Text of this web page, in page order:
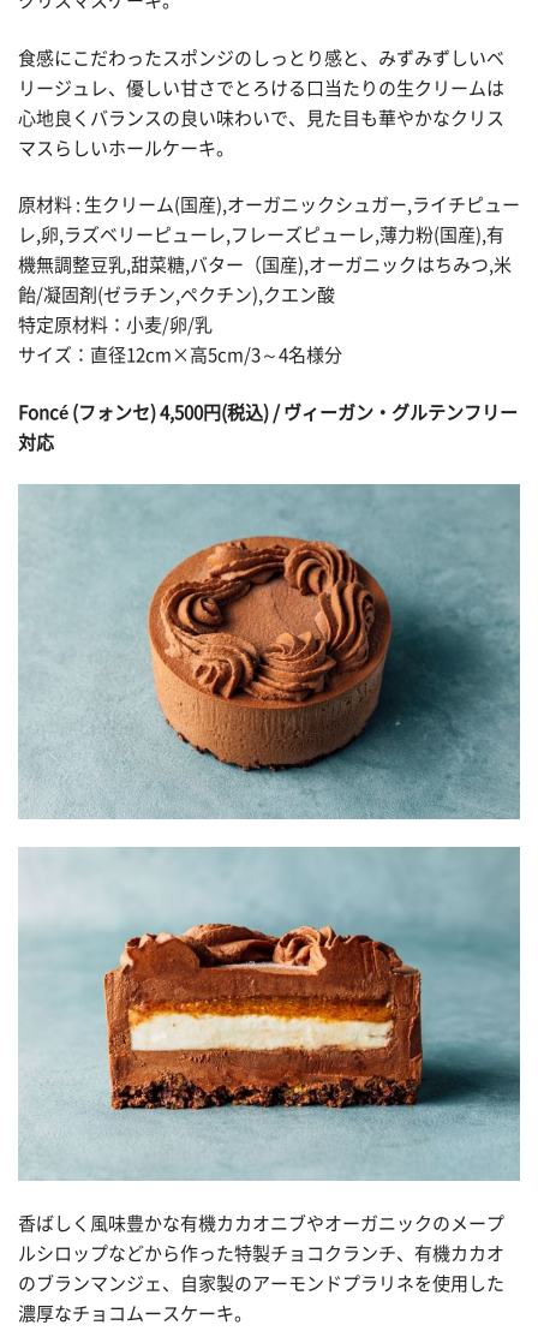
食感にこだわったスポンジのしっとり感と、みずみずしいベ
リージュレ、優しい甘さでとろける口当たりの生クリームは
心地良くバランスの良い味わいで、見た目も華やかなクリス
マスらしいホールケーキ。
原材料 : 生クリーム(国産),オーガニックシュガー,ライチピュー
レ,卵,ラズベリーピューレ,フレーズピューレ,薄力粉(国産),有
機無調整豆乳,甜菜糖,バター（国産),オーガニックはちみつ,米
飴/凝固剤(ゼラチン,ペクチン),クエン酸
特定原材料：小麦/卵/乳
サイズ：直径12cm×高5cm/3～4名様分
Foncé (フォンセ) 4,500円(税込) / ヴィーガン・グルテンフリー
対応
香ばしく風味豊かな有機カカオニブやオーガニックのメープ
ルシロップなどから作った特製チョコクランチ、有機カカオ
のブランマンジェ、自家製のアーモンドプラリネを使用した
濃厚なチョコムースケーキ。